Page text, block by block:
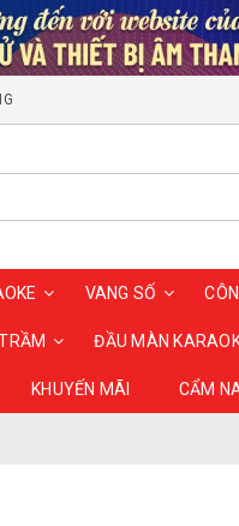
VANG SỐ
ĐẦU MÀN
KHUYẾN MÃI CẨM